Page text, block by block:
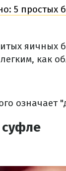
5 простых
яичных
как
означает